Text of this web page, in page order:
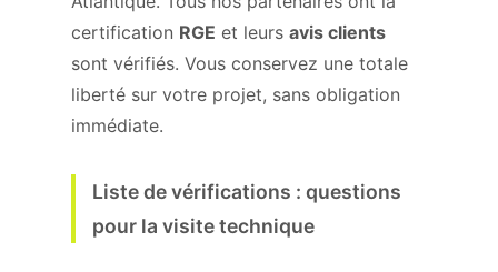
certification RGE et leurs avis clients
sont vérifiés. Vous conservez une totale
liberté sur votre projet, sans obligation
immédiate.
Liste de vérifications : questions
pour la visite technique